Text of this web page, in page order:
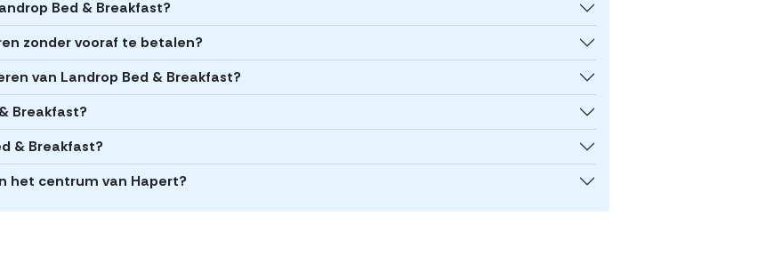
Bed & Breakfast?
zonder vooraf te betalen?
van Landrop Bed & Breakfast?
Breakfast?
& Breakfast?
het centrum van Hapert?